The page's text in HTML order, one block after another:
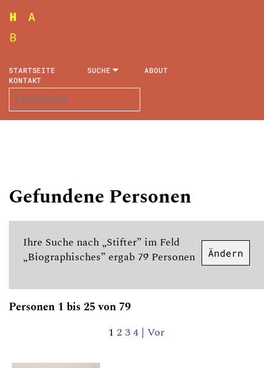
STARTSEITE SUCHE
ABOUT
KONTAKT
Gefundene Personen
Ihre Suche nach „Stifter” im Feld
„Biographisches” ergab 79 Personen
Ändern
Personen 1 bis 25 von 79
1 234 | Vor